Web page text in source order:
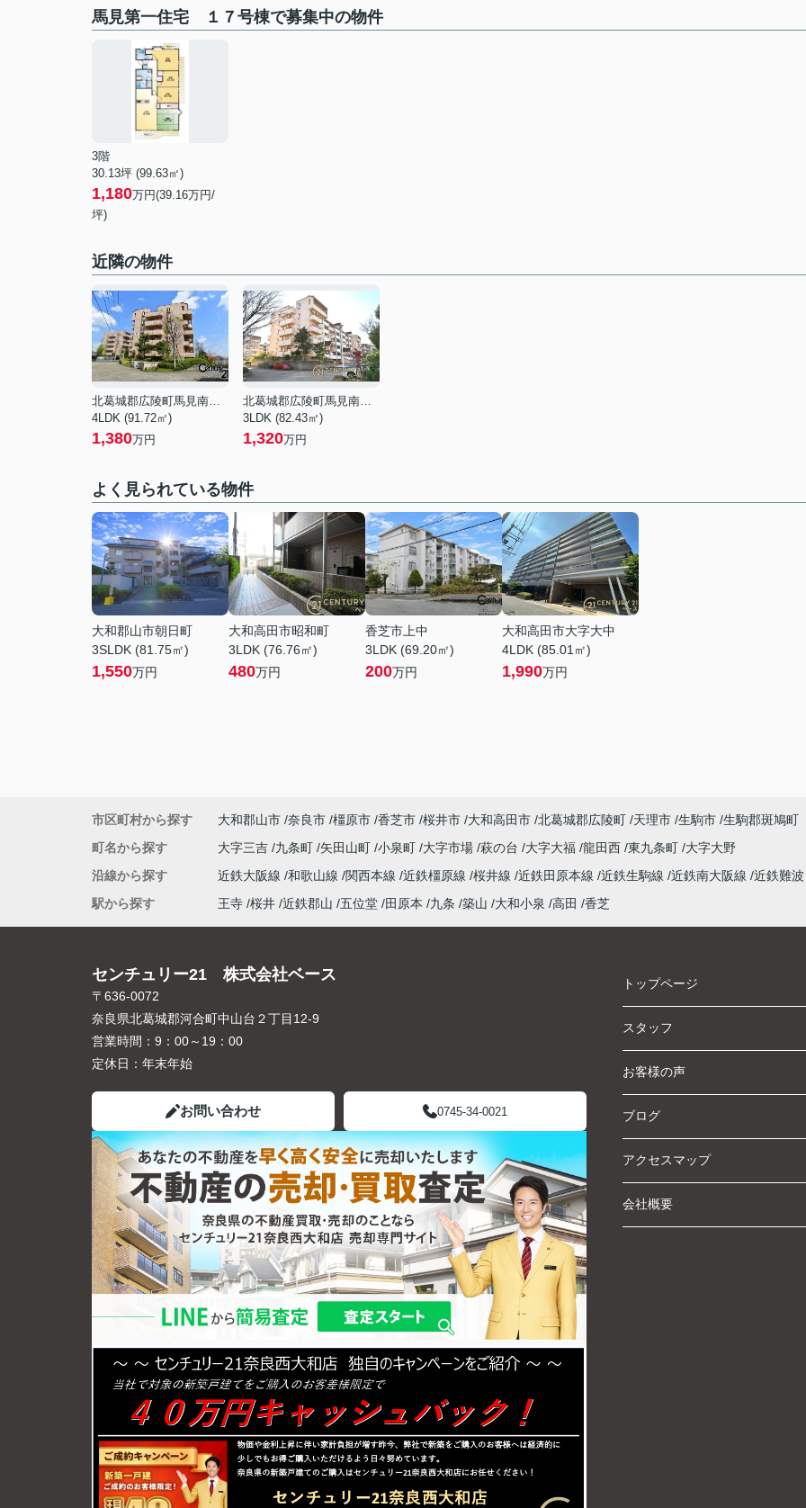
馬見第一住宅 １７号棟で募集中の物件
3階
30.13坪 (99.63㎡)
1,180万円(39.16万円/
坪)
近隣の物件
北葛城郡広陵町馬見南６丁目
4LDK (91.72㎡)
1,380万円
北葛城郡広陵町馬見南６丁目
3LDK (82.43㎡)
1,320万円
よく見られている物件
大和郡山市朝日町
3SLDK (81.75㎡)
1,550万円
大和高田市昭和町
3LDK (76.76㎡)
480万円
香芝市上中
3LDK (69.20㎡)
200万円
大和高田市大字大中
4LDK (85.01㎡)
1,990万円
市区町村から探す 大和郡山市 奈良市 橿原市 香芝市 桜井市 大和高田市 北葛城郡広陵町 天理市 生駒市 生駒郡斑鳩町
町名から探す
大字三吉 九条町 矢田山町 小泉町 大字市場 萩の台 大字大福 龍田西 東九条町 大字大野
沿線から探す
近鉄大阪線 和歌山線 関西本線 近鉄橿原線 桜井線 近鉄田原本線 近鉄生駒線 近鉄南大阪線 近鉄難
駅から探す
王寺 桜井 近鉄郡山 五位堂 田原本 九条 築山 大和小泉 高田 香芝
センチュリー21 株式会社ベース
〒636-0072
奈良県北葛城郡河合町中山台２丁目12-9
営業時間： 9：00～19：00
定休日： 年末年始
お問い合わせ 0745-34-0021
トップページ
スタッフ
お客様の声
ブログ
アクセスマップ
会社概要